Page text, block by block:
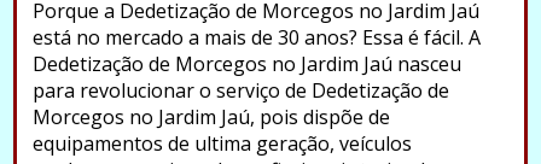
Porque a Dedetização de Morcegos no Jardim Jaú
está no mercado a mais de 30 anos? Essa é fácil. A
Dedetização de Morcegos no Jardim Jaú nasceu
para revolucionar o serviço de Dedetização de
Morcegos no Jardim Jaú, pois dispõe de
equipamentos de ultima geração, veículos